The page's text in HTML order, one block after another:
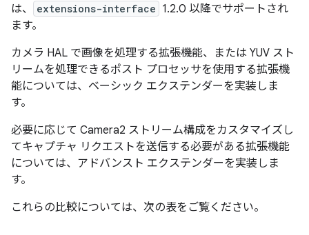
は、
extensions-interface 1.2.0 以降でサポートされ
ます。
カメラ HAL で画像を処理する拡張機能、または YUV スト
リームを処理できるポスト プロセッサを使用する拡張機
能については、ベーシック エクステンダーを実装しま
す。
必要に応じて Camera2 ストリーム構成をカスタマイズし
てキャプチャ リクエストを送信する必要がある拡張機能
については、アドバンスト エクステンダーを実装しま
す。
これらの比較については、次の表をご覧ください。